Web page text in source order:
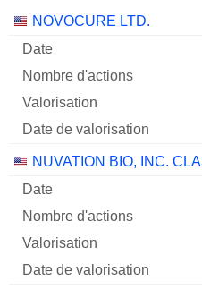
Nombre
NOVOCURE LTD.
NUVATION BIO, INC.